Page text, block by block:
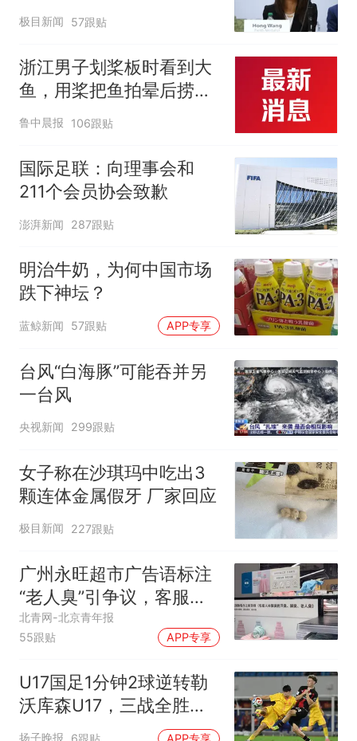
极目新闻 57跟贴
浙江男子划桨板时看到大
鱼，用桨把鱼拍晕后捞
起；当事人：鱼重7斤6
两，做成红烧辣子鱼块，
味道很好
鲁中晨报 106跟贴
国际足联：向理事会和
211个会员协会致歉
澎湃新闻 287跟贴
明治牛奶，为何中国市场
跌下神坛？
蓝鲸新闻 57跟贴 APP专享
台风“白海豚”可能吞并另
一台风
央视新闻 299跟贴
女子称在沙琪玛中吃出3
颗连体金属假牙 厂家回应
极目新闻 227跟贴
广州永旺超市广告语标注
“老人臭”引争议，客服回
应
北青网-北京青年报
55跟贴
APP专享
U17国足1分钟2球逆转勒
沃库森U17，三战全胜！
赵松源替补登场传射建功
扬子晚报 6跟贴 APP专享